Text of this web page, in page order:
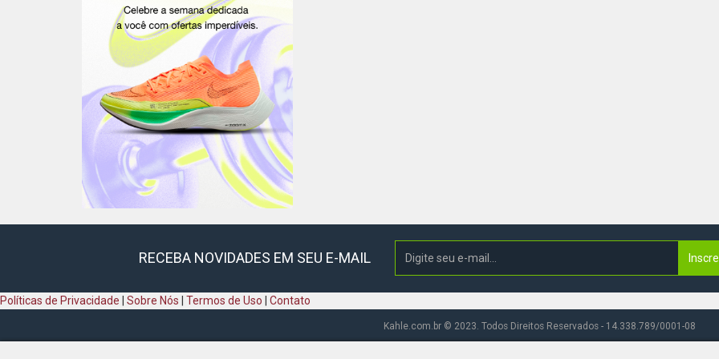
RECEBA NOVIDADES EM SEU E-MAIL
Políticas de Privacidade Sobre Nós Termos de Uso Contato
Kahle.com.br © 2023. Todos Direitos Reservados - 14.338.789/0001-08